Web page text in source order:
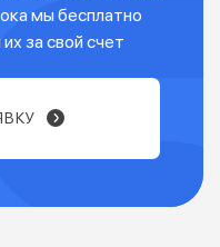
мы бесплатно
за свой счет